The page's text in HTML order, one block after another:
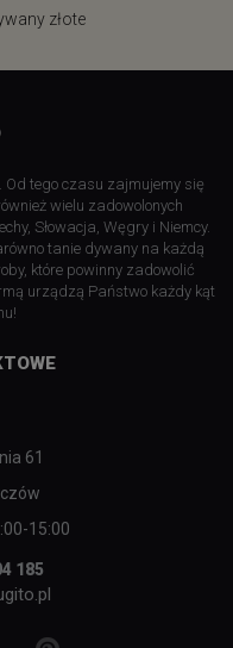
złote
Od tego czasu zajmujemy się
wielu zadowolonych
Słowacja, Węgry i Niemcy.
tanie dywany na każdą
które powinny zadowolić
urządzą Państwo każdy kąt
61
15:00
185